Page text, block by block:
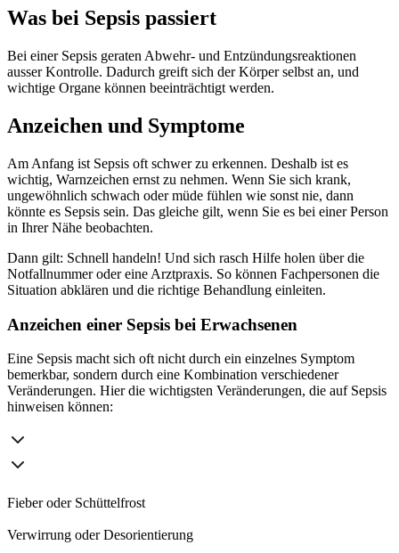
Was bei Sepsis passiert
Bei einer Sepsis geraten Abwehr- und Entzündungsreaktionen
ausser Kontrolle. Dadurch greift sich der Körper selbst an, und
wichtige Organe können beeinträchtigt werden.
Anzeichen und Symptome
Am Anfang ist Sepsis oft schwer zu erkennen. Deshalb ist es
wichtig, Warnzeichen ernst zu nehmen. Wenn Sie sich krank,
ungewöhnlich schwach oder müde fühlen wie sonst nie, dann
könnte es Sepsis sein. Das gleiche gilt, wenn Sie es bei einer Person
in Ihrer Nähe beobachten.
Dann gilt: Schnell handeln! Und sich rasch Hilfe holen über die
Notfallnummer oder eine Arztpraxis. So können Fachpersonen die
Situation abklären und die richtige Behandlung einleiten.
Anzeichen einer Sepsis bei Erwachsenen
Eine Sepsis macht sich oft nicht durch ein einzelnes Symptom
bemerkbar, sondern durch eine Kombination verschiedener
Veränderungen. Hier die wichtigsten Veränderungen, die auf Sepsis
hinweisen können:
Fieber oder Schüttelfrost
Verwirrung oder Desorientierung